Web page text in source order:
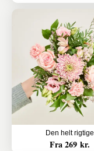
Den helt rigtige
Fra 269 kr.